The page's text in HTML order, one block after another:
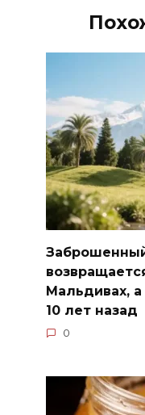
Мальдивах,
10 лет назад
0